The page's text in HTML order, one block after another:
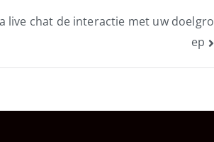
live chat de interactie met uw doelgro
ep